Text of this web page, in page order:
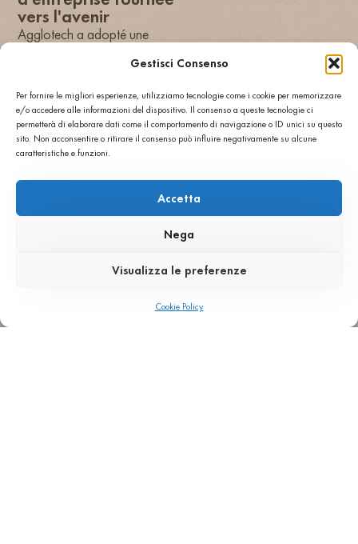
Gestisci Consenso
Per fornire le migliori esperienze, utilizziamo tecnologie come i cookie per memorizzare
e/o accedere alle informazioni del dispositivo. Il consenso a queste tecnologie ci
permetterà di elaborare dati come il comportamento di navigazione o ID unici su questo
sito. Non acconsentire o ritirare il consenso può influire negativamente su alcune
caratteristiche e funzioni.
Accetta
Nega
Visualizza le preferenze
Cookie Policy
vers l'avenir
Agglotech a adopté une
environnementale à
long terme
, qui se reflète
dans chaque choix industriel
et managérial.
Nous travaillons pour
garantir la continuité et la
l’environnement. Nous
croyons que la durabilité n’est
critère technique
qui guide le développement